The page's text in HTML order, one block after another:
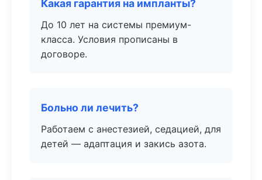
Какая гарантия на импланты?
До 10 лет на системы премиум-
класса. Условия прописаны в
договоре.
Больно ли лечить?
Работаем с анестезией, седацией, для
детей — адаптация и закись азота.